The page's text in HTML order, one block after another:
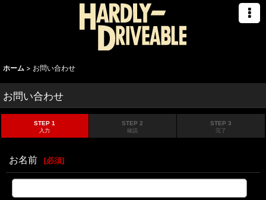
ホーム > お問い合わせ
お問い合わせ
STEP 1
入力
STEP 2
確認
STEP 3
完了
お名前 [必須]